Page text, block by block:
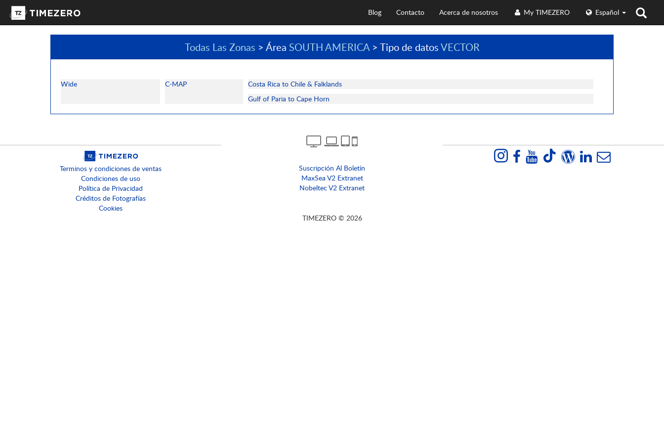
Español
My TIMEZERO
Acerca de nosotros
Contacto
Blog
Todas Las Zonas > Área SOUTH AMERICA> Tipo de datosVECTOR
Wide C-MAP
Costa Rica to Chile & Falklands
Gulf of Paria to Cape Horn
Terminos y condiciones de ventas
Condiciones de uso
Política de Privacidad
Créditos de Fotografías
Cookies
Suscripción Al Boletín
MaxSea V2 Extranet
Nobeltec V2 Extranet
TIMEZERO © 2026